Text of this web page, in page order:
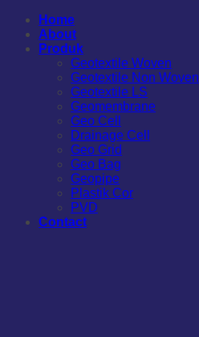
Home
About
Produk
Geotextile Woven
Geotextile Non Woven
Geotextile LS
Geomembrane
Geo Cell
Drainage Cell
Geo Grid
Geo Bag
Geopipe
Plastik Cor
PVD
Contact